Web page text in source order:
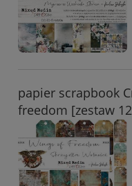
papier scrapbook
freedom [zestaw